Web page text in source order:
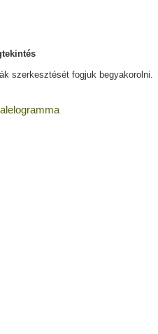
szerkesztését fogjuk begyakorolni.